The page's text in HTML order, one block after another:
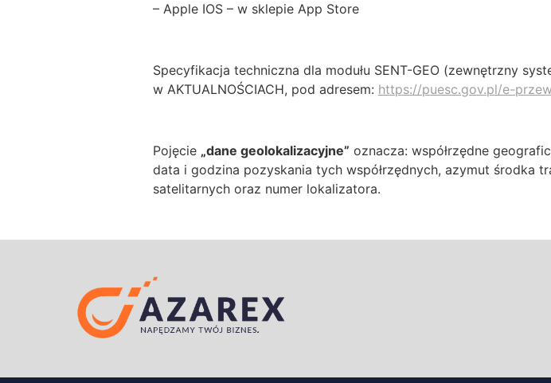
– Apple IOS – w sklepie App Store
Specyfikacja techniczna dla modułu SENT-GEO (zewnętrzny
w AKTUALNOŚCIACH, pod adresem: https://puesc.gov.pl/e-
Pojęcie „dane geolokalizacyjne” oznacza: współrzędne
data i godzina pozyskania tych współrzędnych, azymut środka
satelitarnych oraz numer lokalizatora.